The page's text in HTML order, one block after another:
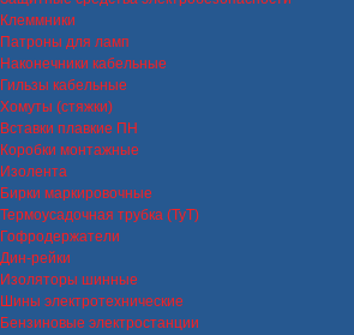
Клеммники
Патроны для ламп
Наконечники кабельные
Гильзы кабельные
Хомуты (стяжки)
Вставки плавкие ПН
Коробки монтажные
Изолента
Бирки маркировочные
Термоусадочная трубка (ТуТ)
Гофродержатели
Дин-рейки
Изоляторы шинные
Шины электротехнические
Бензиновые электростанции